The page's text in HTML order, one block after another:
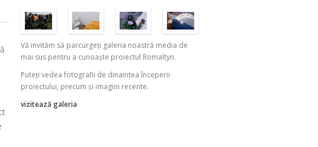
Vă invităm să parcurgeți galeria noastră media de
mai sus pentru a cunoaște proiectul Romaltyn.
Puteți vedea fotografii de dinaintea începerii
proiectului, precum și imagini recente.
vizitează galeria